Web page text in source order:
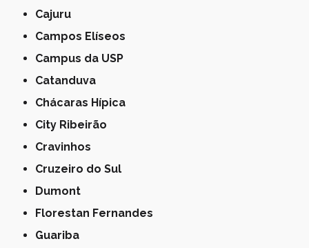
Cajuru
Campos Elíseos
Campus da USP
Catanduva
Chácaras Hípica
City Ribeirão
Cravinhos
Cruzeiro do Sul
Dumont
Florestan Fernandes
Guariba